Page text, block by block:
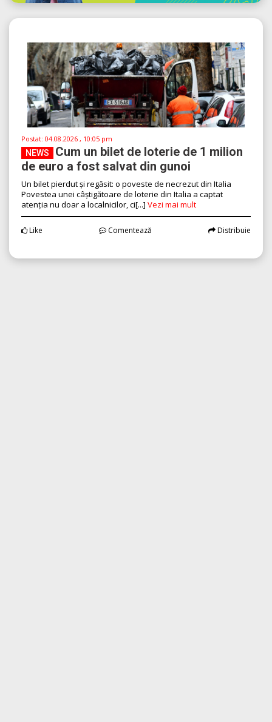
Postat: 04.08.2026 , 10:05 pm
NEWS
Cum un bilet de loterie de 1 milion
de euro a fost salvat din gunoi
Un bilet pierdut și regăsit: o poveste de necrezut din Italia
Povestea unei câștigătoare de loterie din Italia a captat
atenția nu doar a localnicilor, ci[...] Vezi mai mult
Like Comentează Distribuie